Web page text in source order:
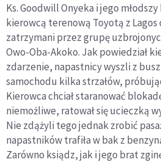
Ks. Goodwill Onyeka i jego
kierowcą terenową Toyotą z
zatrzymani przez grupę
Owo-Oba-Akoko. Jak powiedział
zdarzenie, napastnicy wyszli z
samochodu kilka strzałów,
Kierowca chciał staranować
niemożliwe, ratował się ucieczką
Nie zdążyli tego jednak zrobić
napastników trafiła w bak z
Zarówno ksiądz, jak i jego brat